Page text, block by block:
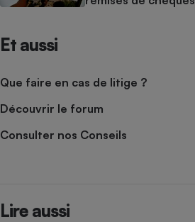
Et aussi
Que faire en cas de litige ?
Découvrir le forum
Consulter nos Conseils
Lire aussi